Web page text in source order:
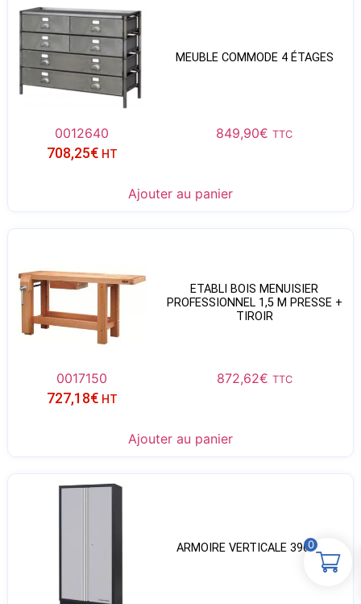
MEUBLE COMMODE 4 ÉTAGES
0012640 849,90€ TTC
708,25€ HT
Ajouter au panier
ETABLI BOIS MENUISIER
PROFESSIONNEL 1,5 M PRESSE +
TIROIR
0017150 872,62€ TTC
727,18€ HT
Ajouter au panier
ARMOIRE VERTICALE 3964-12
0